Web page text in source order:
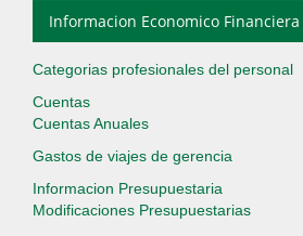
Informacion Economico Financiera
Categorias profesionales del personal
Cuentas
Cuentas Anuales
Gastos de viajes de gerencia
Informacion Presupuestaria
Modificaciones Presupuestarias